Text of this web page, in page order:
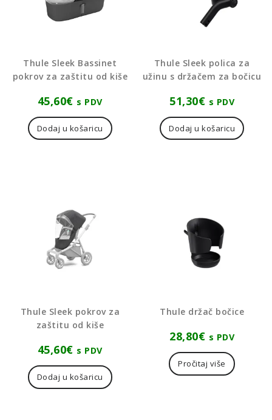
Thule Sleek Bassinet
pokrov za zaštitu od kiše
45,60€ s PDV
Dodaj u košaricu
Thule Sleek polica za
užinu s držačem za bočicu
51,30€ s PDV
Dodaj u košaricu
Thule Sleek pokrov za
zaštitu od kiše
45,60€ s PDV
Dodaj u košaricu
Thule držač bočice
28,80€ s PDV
Pročitaj više